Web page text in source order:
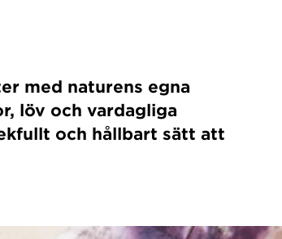
med naturens egna
löv och vardagliga
och hållbart sätt att